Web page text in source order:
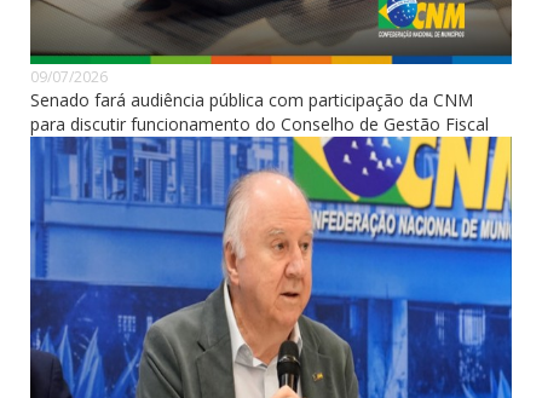
09/07/2026
Senado fará audiência pública com participação da CNM
para discutir funcionamento do Conselho de Gestão Fiscal